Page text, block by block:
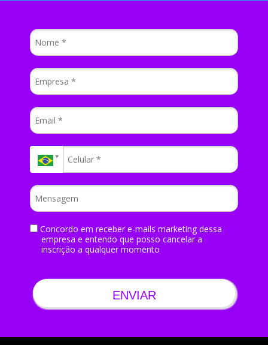
Concordo em receber e-mails marketing dessa
empresa e entendo que posso cancelar a
inscrição a qualquer momento
ENVIAR